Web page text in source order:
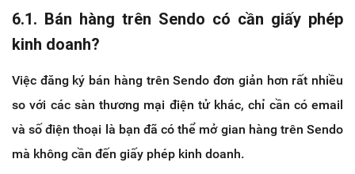
6.1. Bán hàng trên Sendo có cần giấy phép
kinh doanh?
Việc đăng ký bán hàng trên Sendo đơn giản hơn rất nhiều
so với các sàn thương mại điện tử khác, chỉ cần có email
và số điện thoại là bạn đã có thể mở gian hàng trên Sendo
mà không cần đến giấy phép kinh doanh.